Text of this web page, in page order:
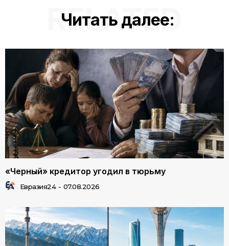
Читать далее:
RELATED
«Черный» кредитор угодил в тюрьму
Евразия24 - 07.08.2026